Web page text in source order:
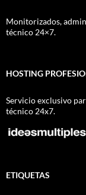
Monitorizados,
técnico 24×7.
HOSTING
Servicio exclusivo
técnico 24x7.
ETIQUETAS